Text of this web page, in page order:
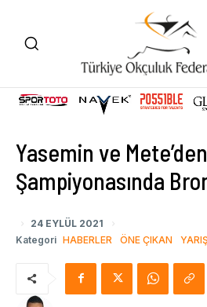
Yasemin ve
Şampiyonasında
24 EYLÜL 2021
Kategori HABERLER ÖNE ÇIKAN